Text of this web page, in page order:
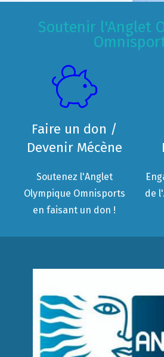
Soutenir l'Anglet
Faire un don /
Devenir Mécène
Soutenez l'Anglet
Olympique Omnisports
en faisant un don !
de